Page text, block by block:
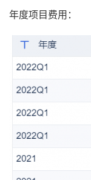
年度项目费用：